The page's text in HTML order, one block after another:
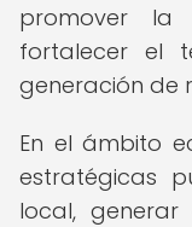
promover
fortalecer el
generación de
En el ámbito
estratégicas
local,